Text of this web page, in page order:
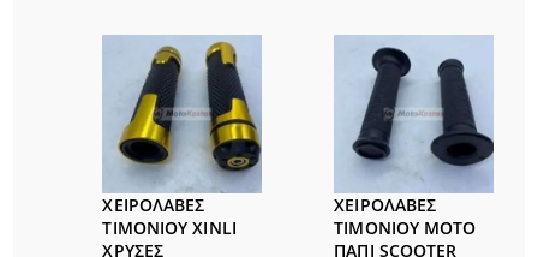
ΧΕΙΡΟΛΑΒΕΣ
ΤΙΜΟΝΙΟΥ XINLI
ΧΡΥΣΕΣ
ΧΕΙΡΟΛΑΒΕΣ
ΤΙΜΟΝΙΟΥ ΜΟΤΟ
ΠΑΠΙ SCOOTER